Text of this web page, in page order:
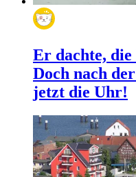
Er dachte,
Doch nach
jetzt die Uhr!